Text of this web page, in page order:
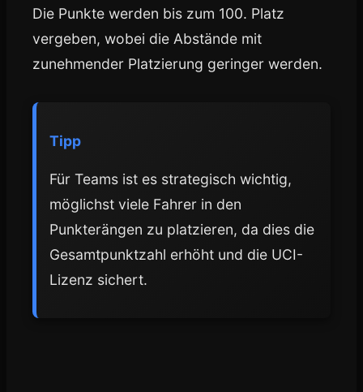
Die Punkte werden bis zum 100. Platz
vergeben, wobei die Abstände mit
zunehmender Platzierung geringer werden.
Tipp
Für Teams ist es strategisch wichtig,
möglichst viele Fahrer in den
Punkterängen zu platzieren, da dies die
Gesamtpunktzahl erhöht und die UCI-
Lizenz sichert.